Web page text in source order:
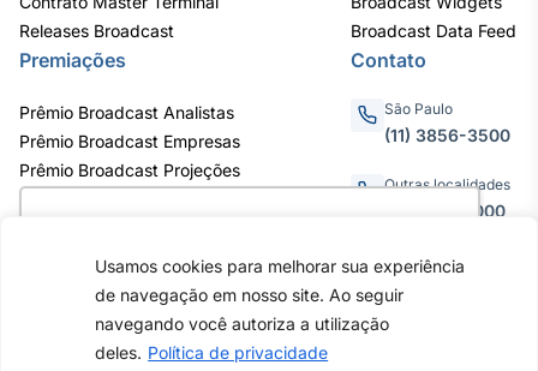
como você interage em nosso site e
personalizar conteúdo. Ao utilizar este site, você
concorda com o uso de cookies.
Usamos cookies para melhorar sua experiência
de navegação em nosso site. Ao seguir
navegando você autoriza a utilização
deles. Política de privacidade
Releases Broadcast
Broadcast Data Feed
Premiações
Prêmio Broadcast Analistas
Prêmio Broadcast Empresas
Prêmio Broadcast Projeções
Contato
São Paulo
(11) 3856-3500
Outras localidades
0800.011.3000
Av. Eng. Caetano Álvares, 55 - 3º e
6º andar, Bairro do Limão, São
Paulo / SP, CEP 02598-900 -